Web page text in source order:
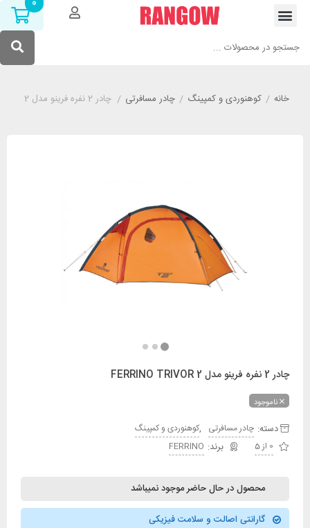
خانه/ کوهنوردی و کمپینگ/ چادر مسافرتی/ چادر 2 نفره فرینو مدل FERRINO TRIVOR 2
چادر 2 نفره فرینو مدل FERRINO TRIVOR 2
ناموجود
دسته: چادر مسافرتی
کوهنوردی و کمپینگ
0 از 5
FERRINO
محصول در حال حاضر موجود نمیباشد
گارانتی اصالت و سلامت فیزیکی